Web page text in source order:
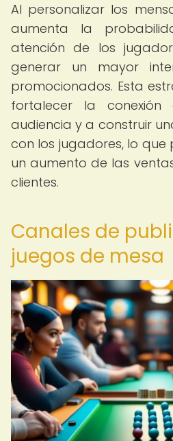
Al personalizar los
aumenta la
atención de los
generar un mayor
promocionados. Esta
fortalecer la conexión
audiencia y a construir
con los jugadores, lo que
un aumento de las
clientes.
Canales de
juegos de mesa